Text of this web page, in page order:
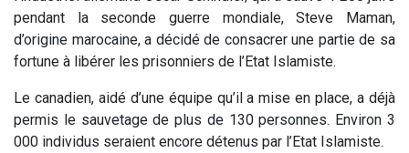
pendant la seconde guerre mondiale, Steve Maman,
d’origine marocaine, a décidé de consacrer une partie de sa
fortune à libérer les prisonniers de l’Etat Islamiste.
Le canadien, aidé d’une équipe qu’il a mise en place, a déjà
permis le sauvetage de plus de 130 personnes. Environ 3
000 individus seraient encore détenus par l’Etat Islamiste.